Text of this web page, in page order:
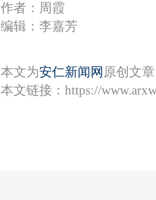
作者：周霞
编辑：李嘉芳
本文为安仁新闻网 原创文
本文链接： https://